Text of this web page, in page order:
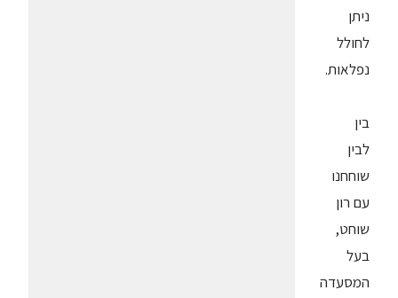
ניתן
לחולל
נפלאות.
בין
לבין
שוחחנו
עם רון
שוחט,
בעל
המסעדה